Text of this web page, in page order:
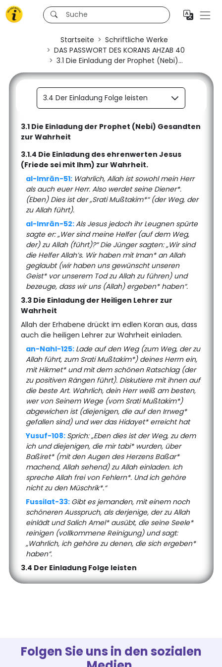
Startseite
Schriftliche Werke
DAS PASSWORT DES KORANS AHZAB 40
3.1 Die Einladung der Prophet (Nebi)...
3.4 Der Einladung Folge leisten
3.1 Die Einladung der Prophet (Nebi) Gesandten
zur Wahrheit
3.1.4 Die Einladung des ehrenwerten Jesus
(Friede sei mit Ihm) zur Wahrheit.
al-Imrān-51: Wahrlich, Allah ist sowohl mein Herr
als auch euer Herr. Also werdet seine Diener*.
(Eben) Dies ist der „Srati Mußtakim*“ (der Weg, der
zu Allah führt).
al-Imrān-52:Als Jesus jedoch ihr Leugnen spürte
sagte er: „Wer sind meine Helfer (auf dem Weg,
der) zu Allah (führt)?“ Die Jünger sagten: „Wir sind
die Helfer Allah’s. Wir haben mit Iman* an Allah
geglaubt (wir haben uns gewünscht unseren
Geist* vor unserem Tod zu Allah zu führen) und
bezeuge, dass wir uns (Allah) ergeben* haben“.
3.3 Die Einladung der Heiligen Lehrer zur
Wahrheit
Allah der Erhabene drückt im edlen Koran aus, dass
auch die heiligen Lehrer zur Wahrheit einladen.
an-Nahl-125: Lade auf den Weg (zum Weg, der zu
Allah führt, zum Srati Mußtakim*) deines Herrn ein,
mit Hikmet* und mit dem schönen Ratschlag (der
zu positiven Rängen führt). Diskutiere mit ihnen auf
die beste Art. Wahrlich, dein Herr weiß am besten,
wer von Seinem Wege (vom Srati Mußtakim*)
abgewichen ist (diejenigen, die auf den Irrweg*
gefallen sind) und wer das Hidayet* erreicht hat
Yusuf-108: Sprich: „Eben dies ist der Weg, zu dem
ich und diejenigen, die mir tabi* wurden, über
Baßiret* (mit den Augen des Herzens Baßar*
machend, Allah sehend) zu Allah einladen. Ich
spreche Allah frei von Fehlern*. Und ich gehöre
nicht zu den Müschrik*.“
Fussilat-33: Gibt es jemanden, mit einem noch
schöneren Ausspruch, als derjenige, der zu Allah
einlädt und Salich Amel* ausübt, die seine Seele*
reinigen (vollkommene Reinigung) und sagt:
„Wahrlich, ich gehöre zu denen, die sich ergeben*
haben“.
3.4 Der Einladung Folge leisten
Folgen Sie uns in den sozialen